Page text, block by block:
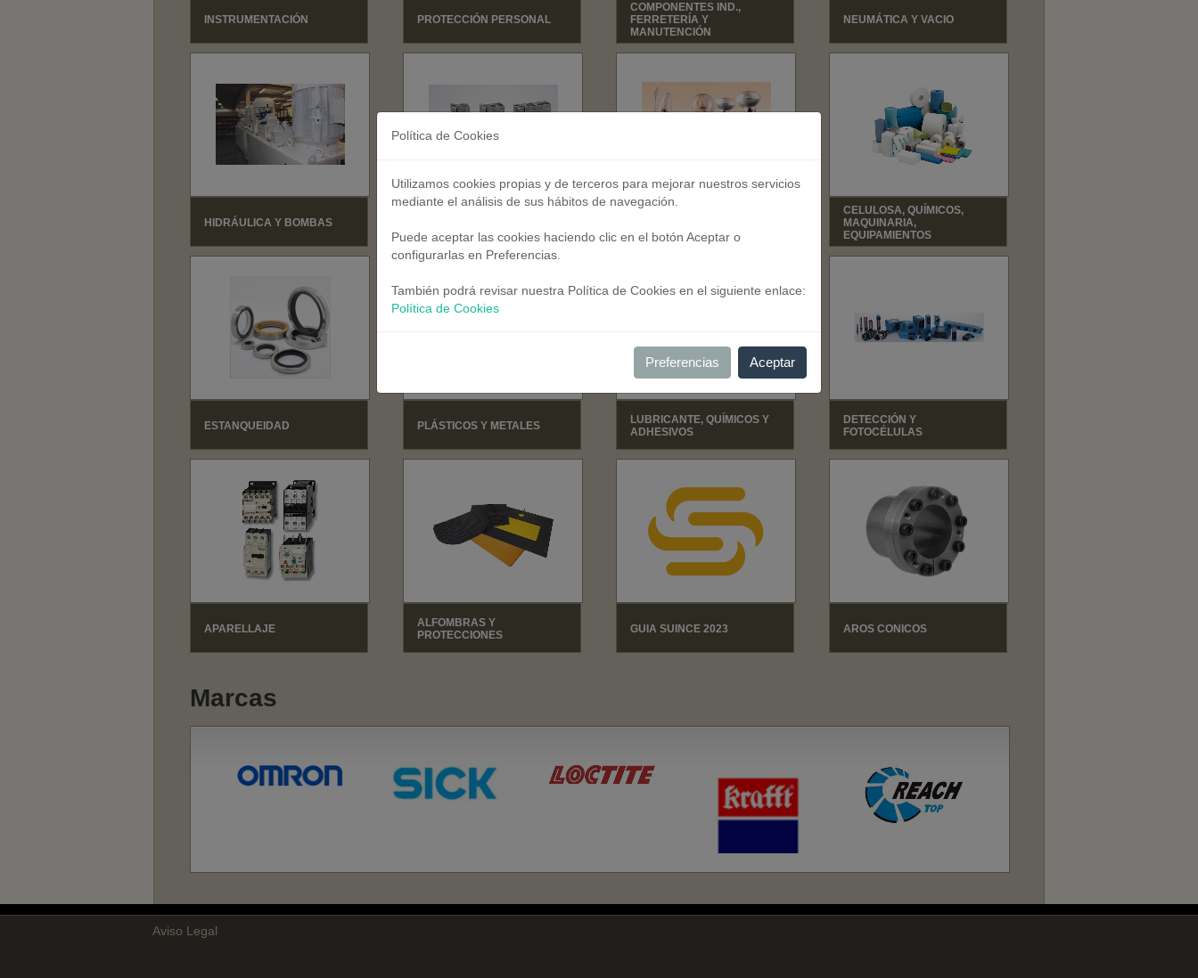
INSTRUMENTACIÓN PROTECCIÓN PERSONAL
COMPONENTES IND.,
FERRETERÍA Y
MANUTENCIÓN
NEUMÁTICA Y VACIO
HIDRÁULICA Y BOMBAS
ILUMINACIÓN,
SONIDO
CELULOSA, QUÍMICOS,
MAQUINARIA,
EQUIPAMIENTOS
ESTANQUEIDAD PLÁSTICOS Y METALES
LUBRICANTE, QUÍMICOS Y
ADHESIVOS
DETECCIÓN Y
FOTOCÉLULAS
APARELLAJE
ALFOMBRAS Y
PROTECCIONES
GUIA SUINCE 2023 AROS CONICOS
Marcas
Aviso Legal
Política de Cookies
Utilizamos cookies propias y de terceros para mejorar nuestros servicios
mediante el análisis de sus hábitos de navegación.
Puede aceptar las cookies haciendo clic en el botón Aceptar o
configurarlas en Preferencias.
También podrá revisar nuestra Política de Cookies en el siguiente enlace:
Política de Cookies
Preferencias Aceptar